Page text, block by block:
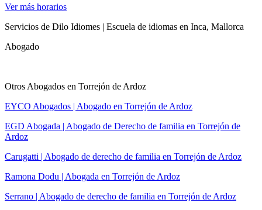
Ver más horarios
Servicios de Dilo Idiomes | Escuela de idiomas en Inca, Mallorca
Abogado
Otros Abogados en Torrejón de Ardoz
EYCO Abogados | Abogado en Torrejón de Ardoz
EGD Abogada | Abogado de Derecho de familia en Torrejón de
Ardoz
Carugatti | Abogado de derecho de familia en Torrejón de Ardoz
Ramona Dodu | Abogada en Torrejón de Ardoz
Serrano | Abogado de derecho de familia en Torrejón de Ardoz